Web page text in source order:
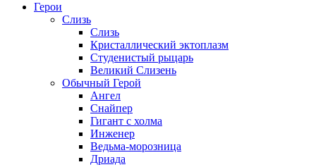
Герои
Слизь
Слизь
Кристаллический эктоплазм
Студенистый рыцарь
Великий Слизень
Обычный Герой
Ангел
Снайпер
Гигант с холма
Инженер
Ведьма-морозница
Дриада